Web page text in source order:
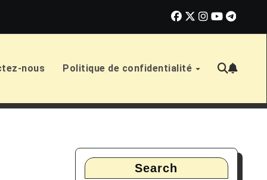
et prestations au Canada en mai 2026 : dates, montants
nous Politique de confidentialité
Search